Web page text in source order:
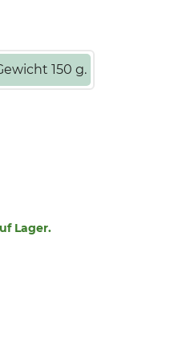
150 g.
Lager.